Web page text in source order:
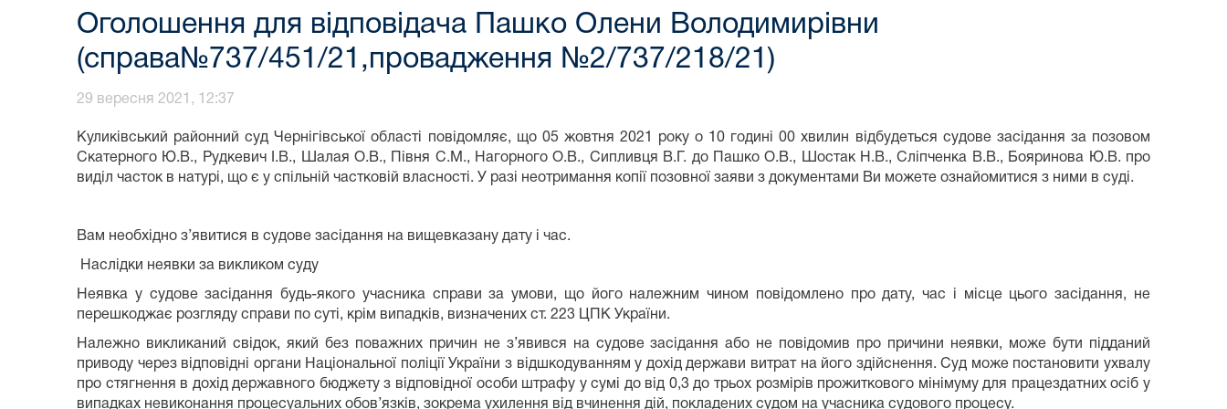
Оголошення для відповідача Пашко Олени Володимирівни
(справа№737/451/21,провадження №2/737/218/21)
29 вересня 2021, 12:37
Куликівський районний суд Чернігівської області повідомляє, що 05 жовтня 2021 року о 10 годині 00 хвилин відбудеться судове засідання за позовом
Скатерного Ю.В., Рудкевич І.В., Шалая О.В., Півня С.М., Нагорного О.В., Сипливця В.Г. до Пашко О.В., Шостак Н.В., Сліпченка В.В., Бояринова Ю.В. про
виділ часток в натурі, що є у спільній частковій власності. У разі неотримання копії позовної заяви з документами Ви можете ознайомитися з ними в суді.
Вам необхідно з’явитися в судове засідання на вищевказану дату і час.
Наслідки неявки за викликом суду
Неявка у судове засідання будь-якого учасника справи за умови, що його належним чином повідомлено про дату, час і місце цього засідання, не
перешкоджає розгляду справи по суті, крім випадків, визначених ст. 223 ЦПК України.
Належно викликаний свідок, який без поважних причин не з’явився на судове засідання або не повідомив про причини неявки, може бути підданий
приводу через відповідні органи Національної поліції України з відшкодуванням у дохід держави витрат на його здійснення. Суд може постановити ухвалу
про стягнення в дохід державного бюджету з відповідної особи штрафу у сумі до від 0,3 до трьох розмірів прожиткового мінімуму для працездатних осіб у
випадках невиконання процесуальних обов’язків, зокрема ухилення від вчинення дій, покладених судом на учасника судового процесу.